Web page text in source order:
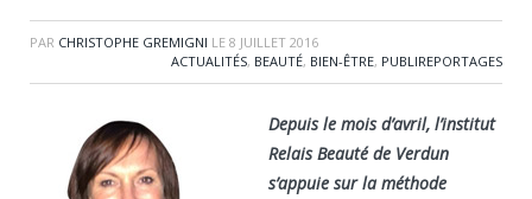
PAR CHRISTOPHE GREMIGNI LE 8 JUILLET 2016
ACTUALITÉS, BEAUTÉ, BIEN-ÊTRE, PUBLIREPORTAGES
Depuis le mois d’avril, l’institut
Relais Beauté de Verdun
s’appuie sur la méthode